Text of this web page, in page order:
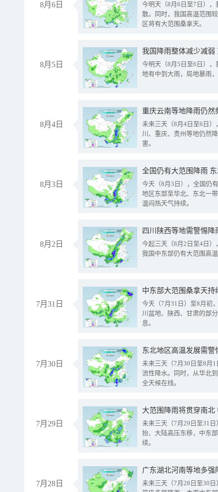
8月6日
今明天（8月6日至7日）
散。同时，我国高温范围
区将有大范围桑拿天。
8月5日
我国降雨整体减少减弱
今明天（8月5日至6日）
地有中到大雨，局地暴雨
8月4日
重庆云南等地降雨仍然
未来三天（8月4日至6日
川、重庆、贵州等地仍然
害。
8月3日
全国仍有大范围降雨
今天（8月3日），全国仍
地区东部至华北、东北一
温闷热天气持续。
8月2日
今起三天（8月2日至4日
我国中东部仍有大范围高
7月31日
中东部大范围桑拿天
今天（7月31日）至8月初
川盆地、陕西、甘肃的部
息。
7月30日
东北地区高温发展需
未来三天（7月30日至8月
流性降水。同时，从华北
全天候在线。
7月29日
大范围降雨将贯穿南
未来三天（7月29日至31
抬、大陆高压东移，中东
续。
7月28日
广东湖北河南等地多
未来三天（7月28日至30